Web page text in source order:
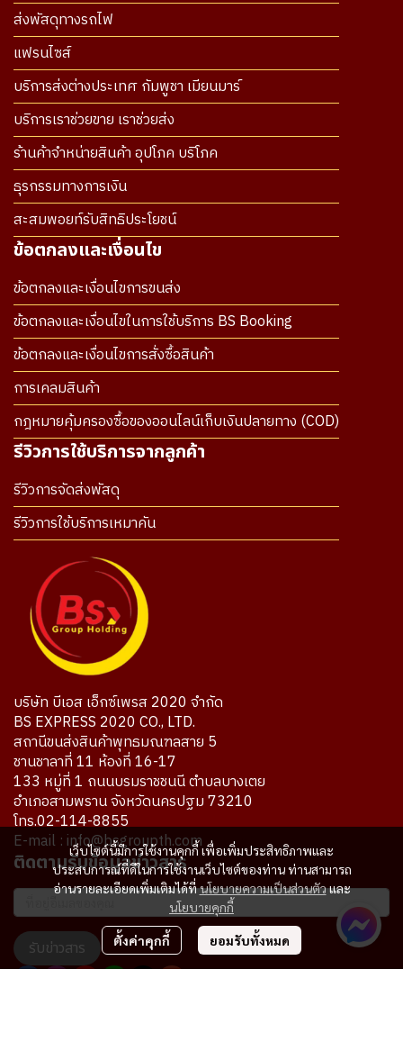
เว็บไซต์นี้มีการใช้งานคุกกี้ เพื่อเพิ่มประสิทธิภาพและ
ประสบการณ์ที่ดีในการใช้งานเว็บไซต์ของท่าน ท่านสามารถ
อ่านรายละเอียดเพิ่มเติมได้ที่นโยบายความเป็นส่วนตัวและ
นโยบายคุกกี้
ตั้งค่าคุกกี้ ยอมรับทั้งหมด
ส่งพัสดุทางรถไฟ
แฟรนไซส์
บริการส่งต่างประเทศ กัมพูชา เมียนมาร์
บริการเราช่วยขาย เราช่วยส่ง
ร้านค้าจำหน่ายสินค้า อุปโภค บริโภค
ธุรกรรมทางการเงิน
สะสมพอยท์รับสิทธิประโยชน์
ข้อตกลงและเงื่อนไข
ข้อตกลงและเงื่อนไขการขนส่ง
ข้อตกลงและเงื่อนไขในการใช้บริการ BS Booking
ข้อตกลงและเงื่อนไขการสั่งซื้อสินค้า
การเคลมสินค้า
กฎหมายคุ้มครองซื้อของออนไลน์เก็บเงินปลายทาง (COD)
รีวิวการใช้บริการจากลูกค้า
รีวิวการจัดส่งพัสดุ
รีวิวการใช้บริการเหมาคัน
บริษัท บีเอส เอ็กซ์เพรส 2020 จำกัด
BS EXPRESS 2020 CO., LTD.
สถานีขนส่งสินค้าพุทธมณฑลสาย 5
ชานชาลาที่ 11 ห้องที่ 16-17
133 หมู่ที่ 1 ถนนบรมราชชนนี ตำบลบางเตย
อำเภอสามพราน จังหวัดนครปฐม 73210
โทร.02-114-8855
E-mail : info@bsgroupth.com
ติดตามรับข้อมูลข่าวสาร
รับข่าวสาร